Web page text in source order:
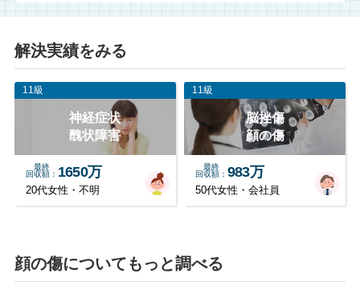
解決実績をみる
11級
神経症状
醜状障害
最終
回収額
1650万
20代女性・不明
11級
脳挫傷
顔の傷
最終
回収額
983万
50代女性・会社員
顔の傷についてもっと調べる